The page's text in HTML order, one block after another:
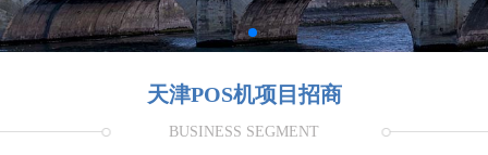
天津POS机项目招商
BUSINESS SEGMENT